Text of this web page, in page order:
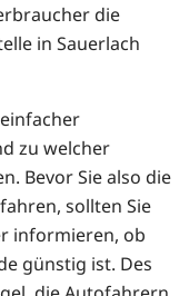
die
in Sauerlach
zu welcher
Bevor Sie also die
sollten Sie
informieren, ob
günstig ist. Des